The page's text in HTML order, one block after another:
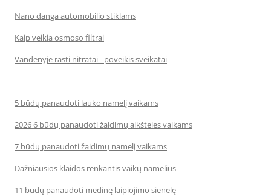
Nano danga automobilio stiklams
Kaip veikia osmoso filtrai
Vandenyje rasti nitratai - poveikis sveikatai
5 būdų panaudoti lauko namelį vaikams
2026 6 būdų panaudoti žaidimų aikšteles vaikams
7 būdų panaudoti žaidimų namelį vaikams
Dažniausios klaidos renkantis vaikų namelius
11 būdų panaudoti medinę laipiojimo sienelę